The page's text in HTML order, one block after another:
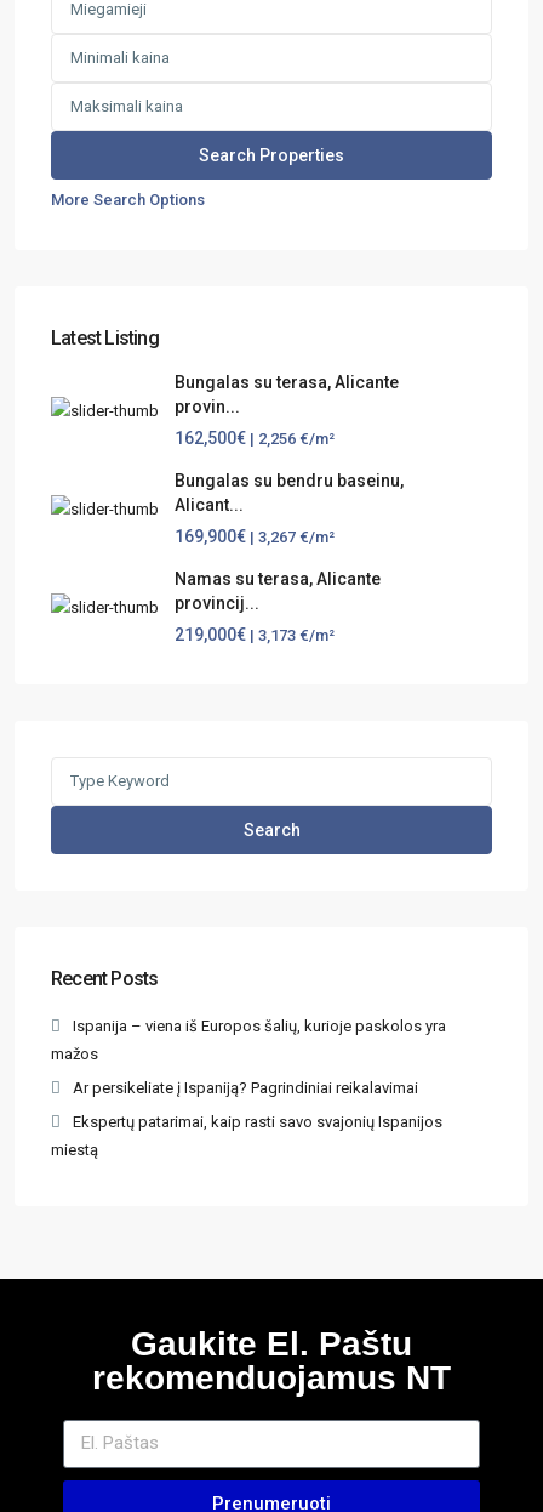
More Search Options
Latest Listing
Bungalas su terasa, Alicante
provin...
162,500€ | 2,256 €/m²
Bungalas su bendru baseinu,
Alicant...
169,900€ | 3,267 €/m²
Namas su terasa, Alicante
provincij...
219,000€ | 3,173 €/m²
Search
Recent Posts
Ispanija – viena iš Europos šalių, kurioje paskolos yra
mažos
Ar persikeliate į Ispaniją? Pagrindiniai reikalavimai
Ekspertų patarimai, kaip rasti savo svajonių Ispanijos
miestą
Gaukite El. Paštu
rekomenduojamus NT
Prenumeruoti